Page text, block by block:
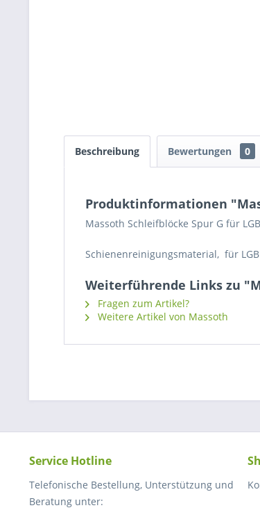
Beschreibung Bewertungen 0
Produktinformationen
Massoth Schleifblöcke Spur G für
Schienenreinigungsmaterial, für
Weiterführende Links zu
Fragen zum Artikel?
Weitere Artikel von Massoth
Service Hotline
Telefonische Bestellung, Unterstützung und
Beratung unter: